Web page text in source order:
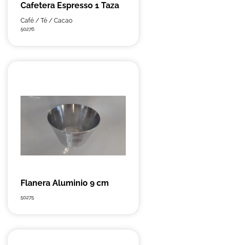
Cafetera Espresso 1 Taza
Café / Té / Cacao
50276
Flanera Aluminio 9 cm
50275